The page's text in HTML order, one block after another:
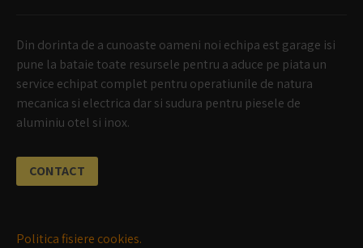
Din dorinta de a cunoaste oameni noi echipa est garage isi
pune la bataie toate resursele pentru a aduce pe piata un
service echipat complet pentru operatiunile de natura
mecanica si electrica dar si sudura pentru piesele de
aluminiu otel si inox.
CONTACT
Politica fisiere cookies.